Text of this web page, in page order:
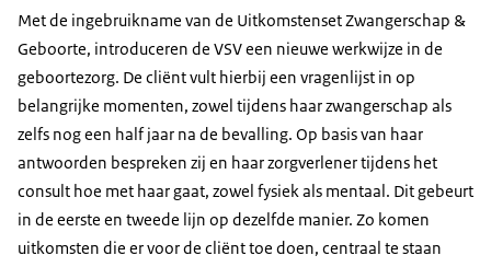
Met de ingebruikname van de Uitkomstenset Zwangerschap &
Geboorte, introduceren de VSV een nieuwe werkwijze in de
geboortezorg. De cliënt vult hierbij een vragenlijst in op
belangrijke momenten, zowel tijdens haar zwangerschap als
zelfs nog een half jaar na de bevalling. Op basis van haar
antwoorden bespreken zij en haar zorgverlener tijdens het
consult hoe met haar gaat, zowel fysiek als mentaal. Dit gebeurt
in de eerste en tweede lijn op dezelfde manier. Zo komen
uitkomsten die er voor de cliënt toe doen, centraal te staan